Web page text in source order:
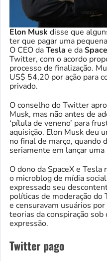
Elon Musk disse que
ter que pagar uma
O CEO daTesla e da
Twitter, com o acordo
processo de finalização.
US$ 54,20 por ação para
privado.
O conselho do Twitter
Musk, mas não antes de
‘pílula de veneno’ para
aquisição. Elon Musk deu
no final de março, quando
seriamente em lançar
O dono da SpaceX e
o microblog de mídia
expressado seu
políticas de moderação
e censuravam usuários
teorias da conspiração
expressão.
Twitter pago